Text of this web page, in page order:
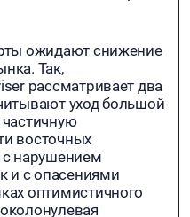
ожидают снижение
Так,
рассматривает два
уход большой
восточных
с нарушением
и с опасениями
оптимистичного